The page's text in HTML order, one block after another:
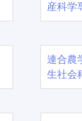
産科学
連合農
生社会